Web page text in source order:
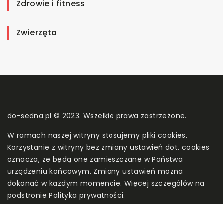
Zdrowie i fitness
Zwierzęta
do-sedna.pl © 2023. Wszelkie prawa zastrzeżone.
W ramach naszej witryny stosujemy pliki cookies.
Korzystanie z witryny bez zmiany ustawień dot. cookies
oznacza, że będą one zamieszczane w Państwa
urządzeniu końcowym. Zmiany ustawień można
dokonać w każdym momencie. Więcej szczegółów na
podstroniePolityka prywatności.